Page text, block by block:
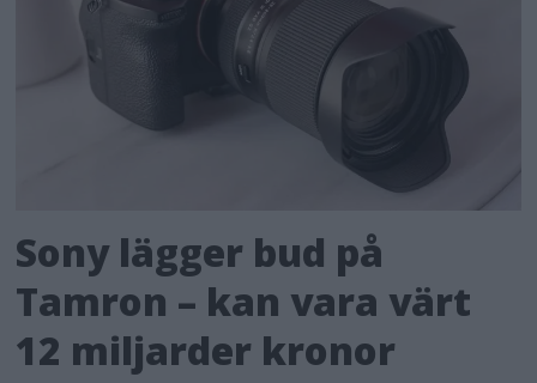
Sony lägger bud på
Tamron – kan vara värt
12 miljarder kronor